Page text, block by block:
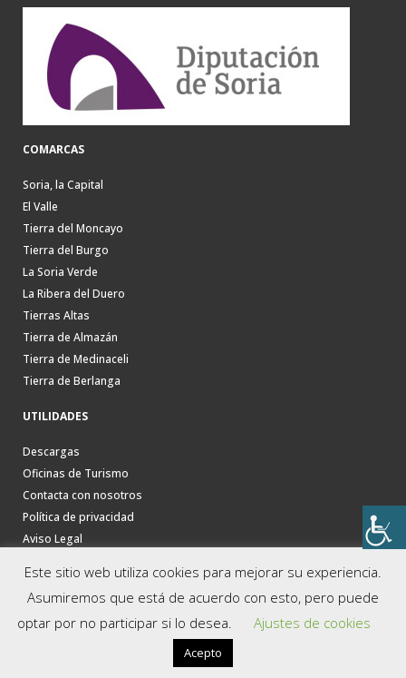
COMARCAS
Soria, la Capital
El Valle
Tierra del Moncayo
Tierra del Burgo
La Soria Verde
La Ribera del Duero
Tierras Altas
Tierra de Almazán
Tierra de Medinaceli
Tierra de Berlanga
UTILIDADES
Descargas
Oficinas de Turismo
Contacta con nosotros
Política de privacidad
Aviso Legal
Este sitio web utiliza cookies para mejorar su experiencia.
Asumiremos que está de acuerdo con esto, pero puede
optar por no participar si lo desea.
Ajustes de cookies
Acepto